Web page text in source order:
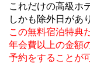
これだけの高級ホ
しかも除外日があ
この無料宿泊特典
年会費以上の金額
予約をすることが